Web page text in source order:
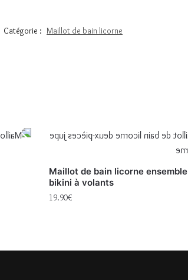
Catégorie : Maillot de bain licorne
Maillot de bain licorne ensemble
bikini à volants
19.90€